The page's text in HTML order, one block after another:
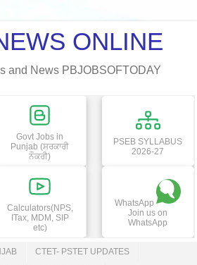
ONLINE
and News PBJOBSOFTODAY
Govt Jobs in
Punjab (ਸਰਕਾਰੀ
ਨੌਕਰੀ)
PSEB SYLLABUS
2026-27
Calculators(NPS,
ITax, MDM, SIP
etc)
WhatsApp
Join us on
WhatsApp
CTET- PSTET UPDATES